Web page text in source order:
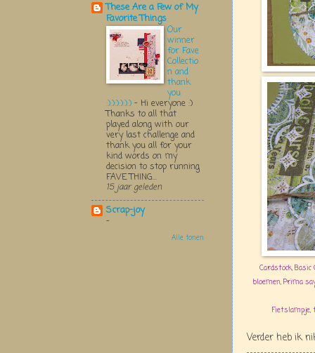
Cardstock,
bloemen, Prima
Verder heb ik
These Are a Few of My
Favorite Things
Our
winner
for Fave
Collectio
n and
thank
you
:):):):):):) - Hi everyone :)
Thanks to all that
played along with our
very last challenge and
thank you all for your
kind words on my
decision to stop running
FAVE THING...
15 jaar geleden
Scrap-joy
-
Alle tonen